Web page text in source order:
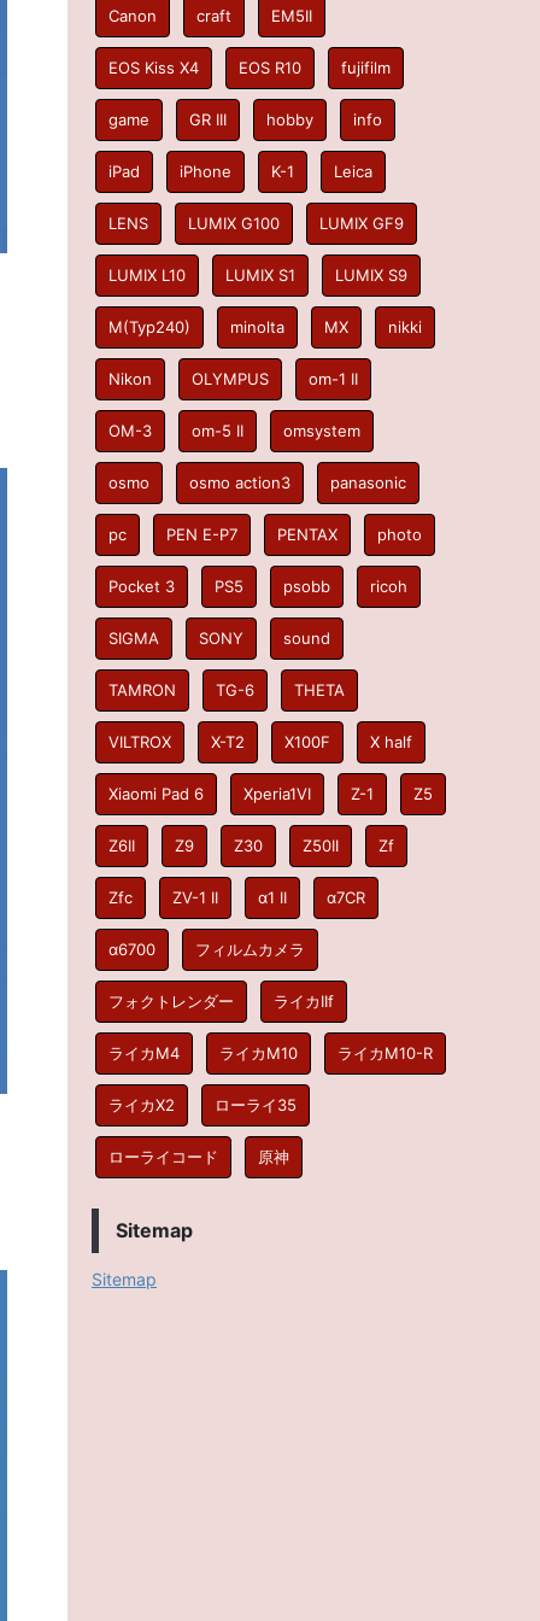
Canon craft EM5II
EOS Kiss X4 EOS R10 fujifilm
game GR III hobby info
iPad iPhone K-1 Leica
LENS LUMIX G100 LUMIX GF9
LUMIX L10 LUMIX S1 LUMIX S9
M(Typ240) minolta MX nikki
Nikon OLYMPUS om-1 II
OM-3 om-5 II omsystem
osmo osmo action3 panasonic
pc PEN E-P7 PENTAX photo
Pocket 3 PS5 psobb ricoh
SIGMA SONY sound
TAMRON TG-6 THETA
VILTROX X-T2 X100F X half
Xiaomi Pad 6 Xperia1VI Z-1 Z5
Z6II Z9 Z30 Z50II Zf
Zfc ZV-1 II α1 II α7CR
α6700 フィルムカメラ
フォクトレンダー ライカIIf
ライカM4 ライカM10 ライカM10-R
ライカX2 ローライ35
ローライコード 原神
Sitemap
Sitemap